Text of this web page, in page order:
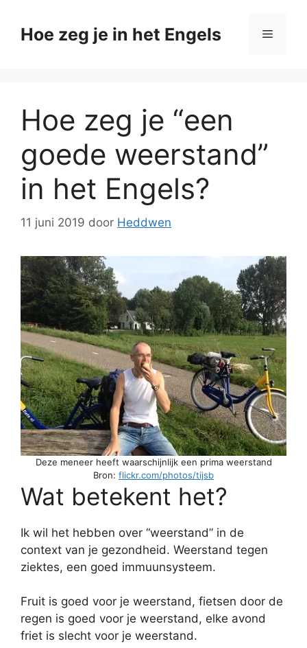
naarHoe zeg je in het Engels Menu
Hoe zeg je “een
goede weerstand”
in het Engels?
11 juni 2019 door Heddwen
Deze meneer heeft waarschijnlijk een prima weerstand
Bron: flickr.com/photos/tijsb
Wat betekent het?
Ik wil het hebben over “weerstand” in de
context van je gezondheid. Weerstand tegen
ziektes, een goed immuunsysteem.
Fruit is goed voor je weerstand, fietsen door de
regen is goed voor je weerstand, elke avond
friet is slecht voor je weerstand.